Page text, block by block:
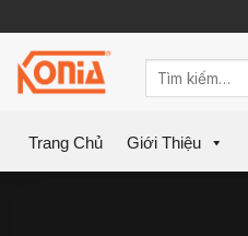
content
Trang Chủ Giới Thiệu